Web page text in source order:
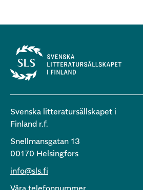
Svenska litteratursällskapet i
Finland r.f.
Snellmansgatan 13
00170 Helsingfors
info@sls.fi